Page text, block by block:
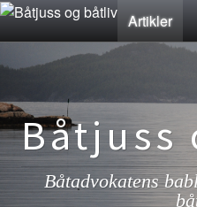
Artikler
Båtjuss
Båtadvokatens